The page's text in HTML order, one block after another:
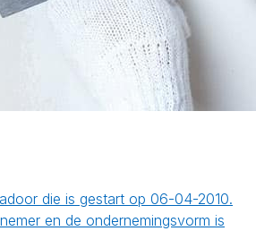
die is gestart op 06-04-2010.
en de ondernemingsvorm is